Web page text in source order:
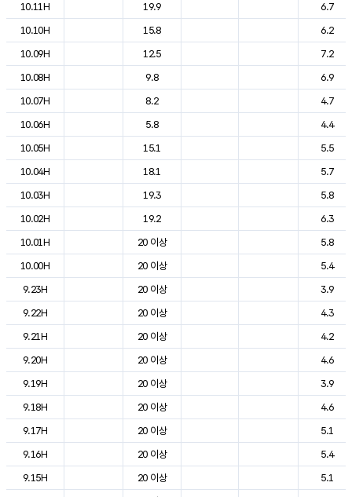
10.11H
19.9
6.7
10.10H
15.8
6.2
10.09H
12.5
7.2
10.08H
9.8
6.9
10.07H
8.2
4.7
10.06H
5.8
4.4
10.05H
15.1
5.5
10.04H
18.1
5.7
10.03H
19.3
5.8
10.02H
19.2
6.3
10.01H
20 이상
5.8
10.00H
20 이상
5.4
9.23H
20 이상
3.9
9.22H
20 이상
4.3
9.21H
20 이상
4.2
9.20H
20 이상
4.6
9.19H
20 이상
3.9
9.18H
20 이상
4.6
9.17H
20 이상
5.1
9.16H
20 이상
5.4
9.15H
20 이상
5.1